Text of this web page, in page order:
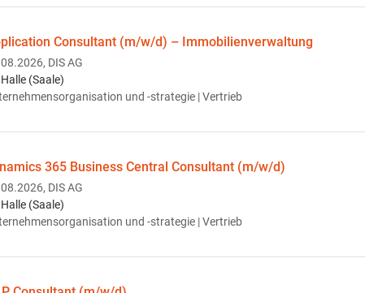
Consultant (m/w/d) – Immobilienverwaltung
DIS AG
Halle (Saale)
und -strategie | Vertrieb
365 Business Central Consultant (m/w/d)
DIS AG
Halle (Saale)
und -strategie | Vertrieb